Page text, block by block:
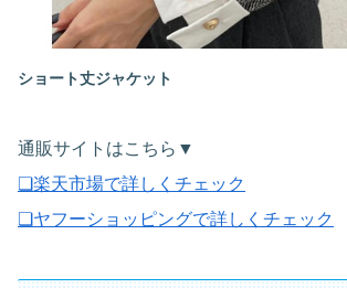
ショート丈ジャケット
通販サイトはこちら▼
❏楽天市場で詳しくチェック
❏ヤフーショッピングで詳しくチェック